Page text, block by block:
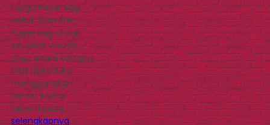
Harga Paper Bag
untuk Souvenir
Paper bag untuk
souvenir wisuda
atau acara kampus
bisa diproduksi
menggunakan
bahan kertas
seperti pada…
selengkapnya